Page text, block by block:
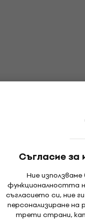
Съгласие за
Ние
функционалността
съгласието си, ние
персонализиране на
трети страни,